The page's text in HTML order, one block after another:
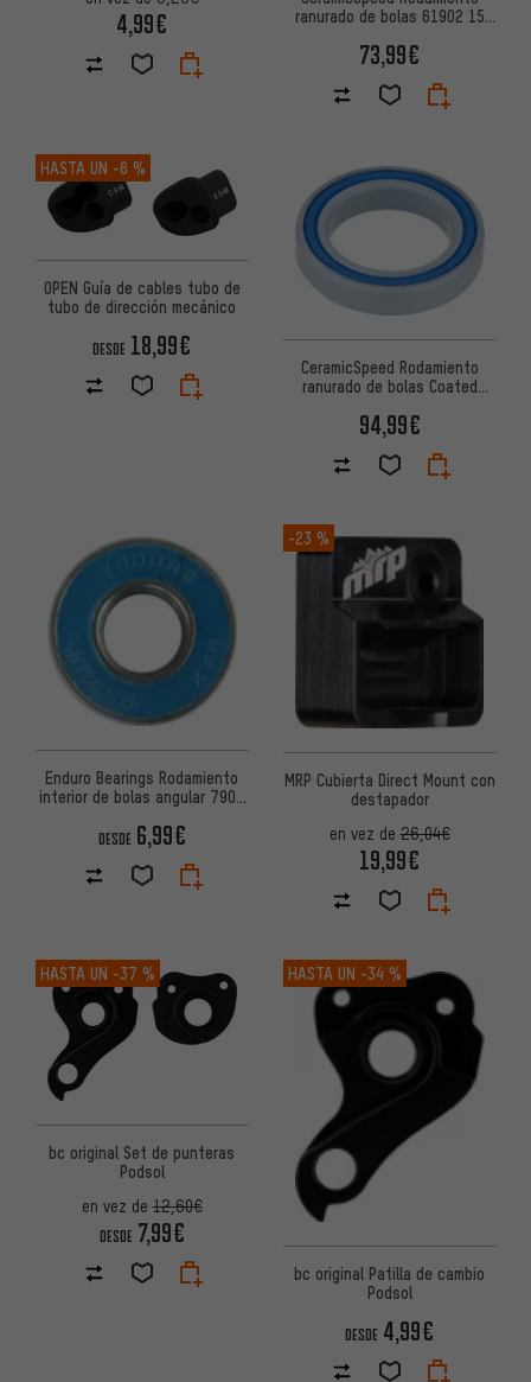
4,99€
ranurado de bolas 61902 15
73,99€
HASTA UN -6 %
OPEN Guía de cables tubo de
tubo de dirección mecánico
DESDE 18,99€
CeramicSpeed Rodamiento
ranurado de bolas Coated
94,99€
Enduro Bearings Rodamiento
interior de bolas angular 7900
DESDE 6,99€
-23 %
MRP Cubierta Direct Mount con
destapador
en vez de26,04€
19,99€
HASTA UN -37 %
bc original Set de punteras
Podsol
en vez de12,60€
DESDE 7,99€
HASTA UN -34 %
bc original Patilla de cambio
Podsol
DESDE 4,99€